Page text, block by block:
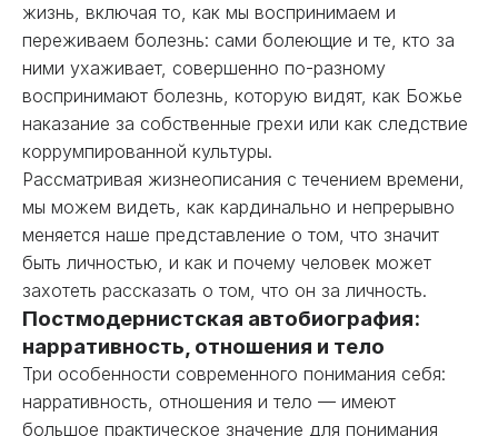
жизнь, включая то, как мы воспринимаем и
переживаем болезнь: сами болеющие и те, кто за
ними ухаживает, совершенно по-разному
воспринимают болезнь, которую видят, как Божье
наказание за собственные грехи или как следствие
коррумпированной культуры.
Рассматривая жизнеописания с течением времени,
мы можем видеть, как кардинально и непрерывно
меняется наше представление о том, что значит
быть личностью, и как и почему человек может
захотеть рассказать о том, что он за личность.
Постмодернистская автобиография:
нарративность, отношения и тело
Три особенности современного понимания себя:
нарративность, отношения и тело — имеют
большое практическое значение для понимания